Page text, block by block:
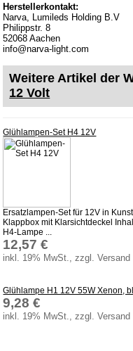
Versandkosten
Webtipps
Impressum
Produktindex
Suchfunktion
Warenkorb
Herstellerkontakt:
Narva, Lumileds Holding B.V
Philippstr. 8
52068 Aachen
info@narva-light.com
Weitere Artikel der
12 Volt
Glühlampen-Set H4 12V
Ersatzlampen-Set für 12V in
Klappbox mit Klarsichtdeckel
H4-Lampe ...
12,57 €
inkl. 19% MwSt., zzgl. Versand
Glühlampe H1 12V 55W Xenon,
9,28 €
inkl. 19% MwSt., zzgl. Versand